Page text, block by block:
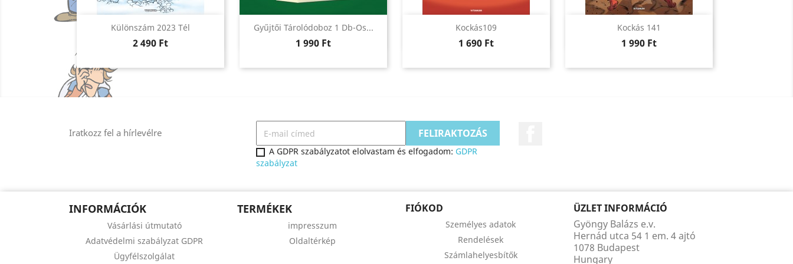
Különszám 2023 Tél
Ár
2 490 Ft
Előnézet Gyűjtői Tárolódoboz 1 Db-Os...
Ár
1 990 Ft
Előnézet Kockás109
Ár
1 690 Ft
Előnézet Kockás 141
Ár
1 990 Ft
Előnézet
Iratkozz fel a hírlevélre
A GDPR szabályzatot elolvastam és elfogadom: GDPR
szabályzat
INFORMÁCIÓK
Vásárlási útmutató
Adatvédelmi szabályzat GDPR
Ügyfélszolgálat
TERMÉKEK
impresszum
Oldaltérkép
FIÓKOD
Személyes adatok
Rendelések
Számlahelyesbítők
ÜZLET INFORMÁCIÓ
Gyöngy Balázs e.v.
Hernád utca 54 1 em. 4 ajtó
1078 Budapest
Hungary